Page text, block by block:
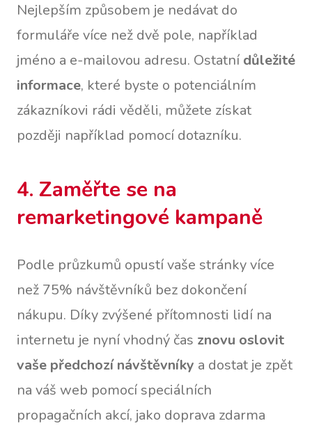
Nejlepším způsobem je nedávat do
formuláře více než dvě pole, například
jméno a e-mailovou adresu. Ostatní důležité
informace, které byste o potenciálním
zákazníkovi rádi věděli, můžete získat
později například pomocí dotazníku.
4. Zaměřte se na
remarketingové kampaně
Podle průzkumů opustí vaše stránky více
než 75% návštěvníků bez dokončení
nákupu. Díky zvýšené přítomnosti lidí na
internetu je nyní vhodný čas znovu oslovit
vaše předchozí návštěvníky a dostat je zpět
na váš web pomocí speciálních
propagačních akcí, jako doprava zdarma